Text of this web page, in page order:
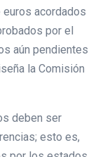
euros acordados
por el
aún pendientes
la Comisión
deben ser
esto es,